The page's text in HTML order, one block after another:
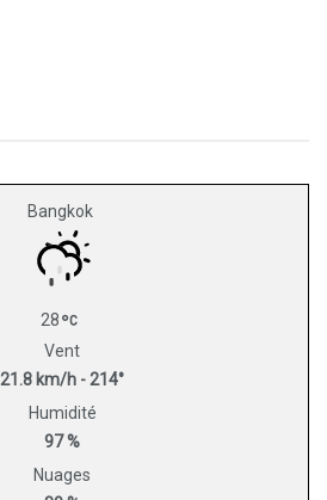
Bangkok
28
Vent
21.8 km/h - 214°
Humidité
97 %
Nuages